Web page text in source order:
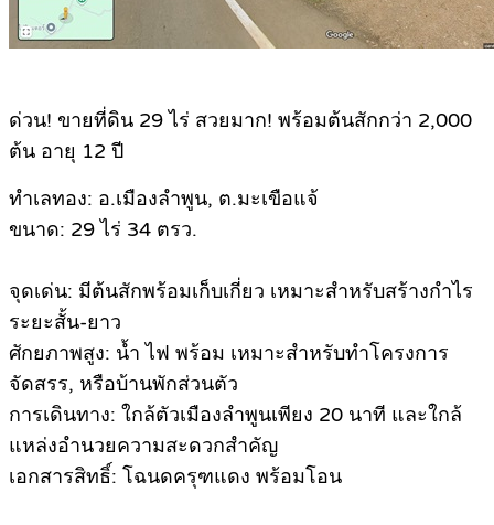
ด่วน! ขายที่ดิน 29 ไร่ สวยมาก! พร้อมต้นสักกว่า 2,000
ต้น อายุ 12 ปี
ทำเลทอง: อ.เมืองลำพูน, ต.มะเขือแจ้
ขนาด: 29 ไร่ 34 ตรว.
จุดเด่น: มีต้นสักพร้อมเก็บเกี่ยว เหมาะสำหรับสร้างกำไร
ระยะสั้น-ยาว
ศักยภาพสูง: น้ำ ไฟ พร้อม เหมาะสำหรับทำโครงการ
จัดสรร, หรือบ้านพักส่วนตัว
การเดินทาง: ใกล้ตัวเมืองลำพูนเพียง 20 นาที และใกล้
แหล่งอำนวยความสะดวกสำคัญ
เอกสารสิทธิ์: โฉนดครุฑแดง พร้อมโอน